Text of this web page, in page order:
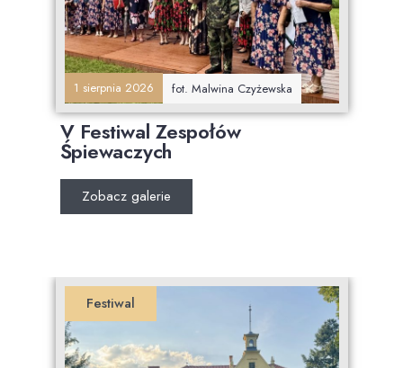
1 sierpnia 2026 fot. Malwina Czyżewska
V Festiwal Zespołów
Śpiewaczych
Zobacz galerie
Festiwal